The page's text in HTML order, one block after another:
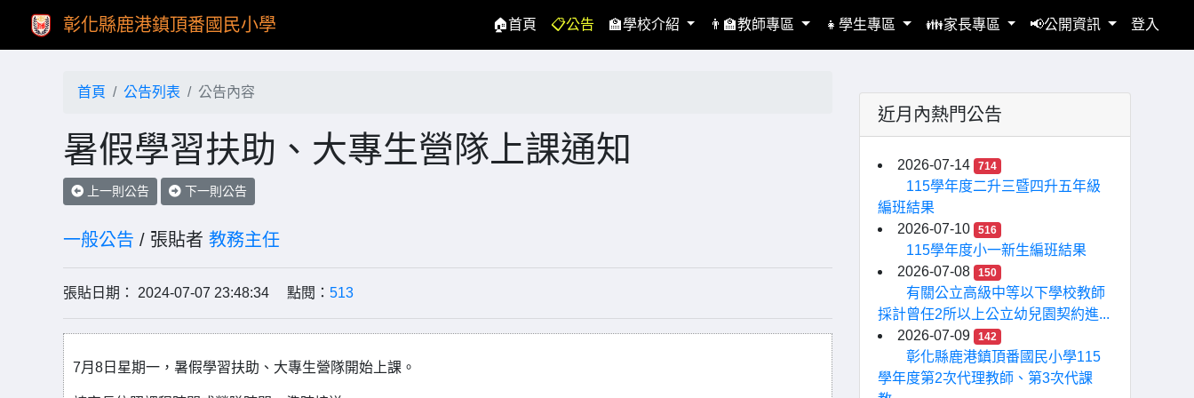
彰化縣鹿港鎮頂番國民小學 🏠首頁(current)
📋公告 🏫學校介紹 👨‍🏫教師專區 👧學生專區 👪家長專區 📢公開資訊 登入
首頁 公告列表 公告內容
暑假學習扶助、大專生營隊上課通知
上一則公告 下一則公告
一般公告 / 張貼者 教務主任
張貼日期： 2024-07-07 23:48:34 點閱： 513
7月8日星期一，暑假學習扶助、大專生營隊開始上課。
近月內熱門公告
2026-07-14 714
115學年度二升三暨四升五年級
編班結果
2026-07-10
516
115學年度小一新生編班結果
2026-07-08
150
有關公立高級中等以下學校教師
採計曾任2所以上公立幼兒園契約進...
2026-07-09
142
彰化縣鹿港鎮頂番國民小學115
學年度第2次代理教師、第3次代課